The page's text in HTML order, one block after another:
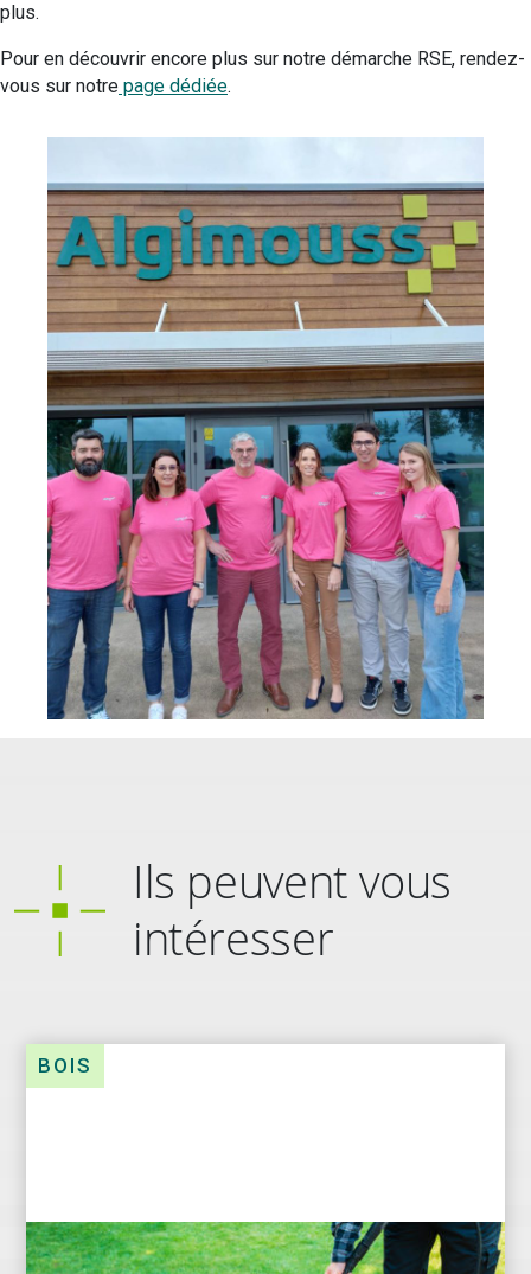
plus.
Pour en découvrir encore plus sur notre démarche RSE, rendez-
vous sur notre page dédiée.
Ils peuvent vous
intéresser
BOIS